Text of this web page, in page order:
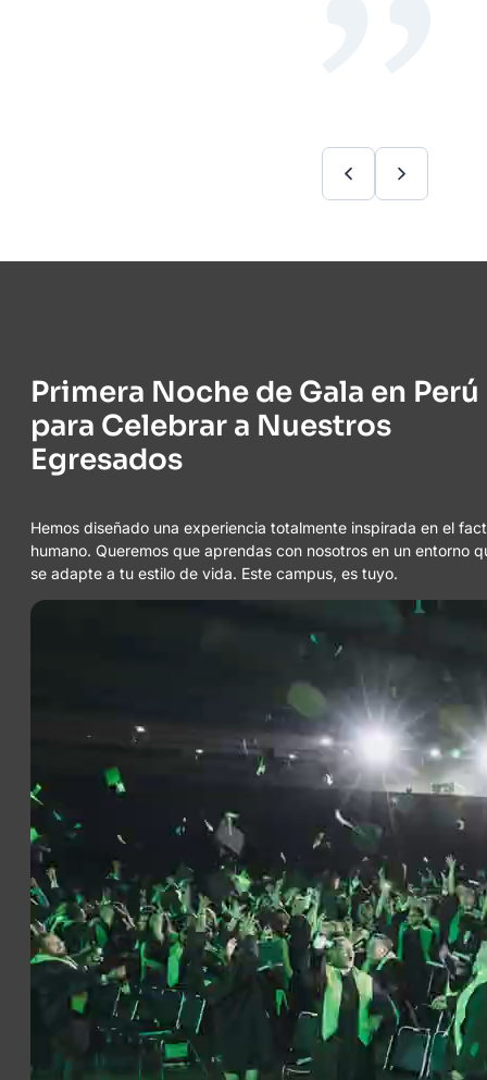
Primera Noche de Gala en Perú
para Celebrar a Nuestros
Egresados
Hemos diseñado una experiencia totalmente inspirada en el
humano. Queremos que aprendas con nosotros en un entorno
se adapte a tu estilo de vida. Este campus, es tuyo.